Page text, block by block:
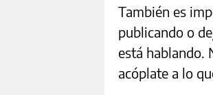
También es
publicando o
está hablando.
acóplate a lo